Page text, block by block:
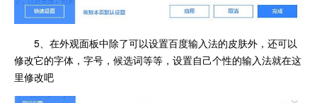
5、在外观面板中除了可以设置百度输入法的皮肤外，还可以
修改它的字体，字号，候选词等等，设置自己个性的输入法就在这
里修改吧